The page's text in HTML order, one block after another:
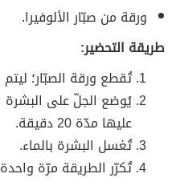
ورقة من صبّار الألوفيرا.
طريقة التحضير:
تُقطع ورقة الصبّار؛
يُوضع الجلّ على البشرة
عليها مدّة 20 دقيقة.
تُغسل البشرة بالماء.
تُكرّر الطريقة مرّة